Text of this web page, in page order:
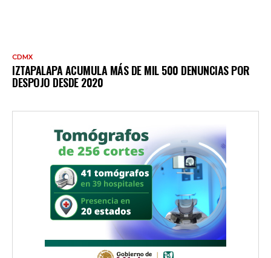
CDMX
IZTAPALAPA ACUMULA MÁS DE MIL 500 DENUNCIAS POR
DESPOJO DESDE 2020